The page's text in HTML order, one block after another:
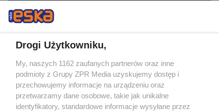
ZOBACZ WIĘCEJ
Drogi Użytkowniku,
My, naszych 1162 zaufanych partnerów oraz inne
podmioty z Grupy ZPR Media uzyskujemy dostęp i
przechowujemy informacje na urządzeniu oraz
przetwarzamy dane osobowe, takie jak unikalne
identyfikatory, standardowe informacje wysyłane przez